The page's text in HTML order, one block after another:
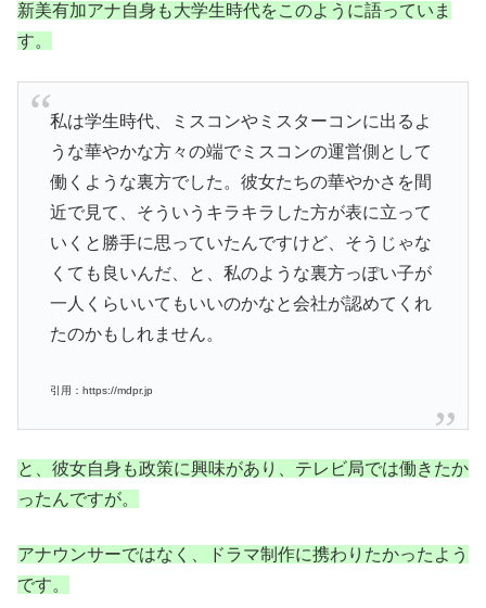
新美有加アナ自身も大学生時代をこのように語っていま
す。
私は学生時代、ミスコンやミスターコンに出るよ
うな華やかな方々の端でミスコンの運営側として
働くような裏方でした。彼女たちの華やかさを間
近で見て、そういうキラキラした方が表に立って
いくと勝手に思っていたんですけど、そうじゃな
くても良いんだ、と、私のような裏方っぽい子が
一人くらいいてもいいのかなと会社が認めてくれ
たのかもしれません。
引用：https://mdpr.jp
と、彼女自身も政策に興味があり、テレビ局では働きたか
ったんですが。
アナウンサーではなく、ドラマ制作に携わりたかったよう
です。